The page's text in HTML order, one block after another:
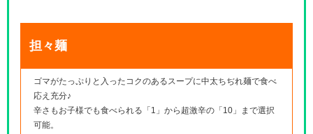
担々麺
ゴマがたっぷりと入ったコクのあるスープに中太ちぢれ麺で食べ
応え充分♪
辛さもお子様でも食べられる「1」から超激辛の「10」まで選択
可能。